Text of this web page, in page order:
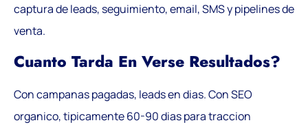
captura de leads, seguimiento, email, SMS y pipelines de
venta.
Cuanto Tarda En Verse Resultados?
Con campanas pagadas, leads en dias. Con SEO
organico, tipicamente 60-90 dias para traccion